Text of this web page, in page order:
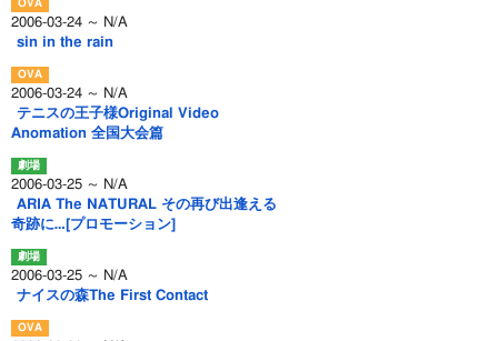
2006-03-24 ～ N/A
sin in the rain
2006-03-24 ～ N/A
テニスの王子様Original Video
Anomation 全国大会篇
2006-03-25 ～ N/A
ARIA The NATURAL その再び出逢える
奇跡に…[プロモーション]
2006-03-25 ～ N/A
ナイスの森The First Contact